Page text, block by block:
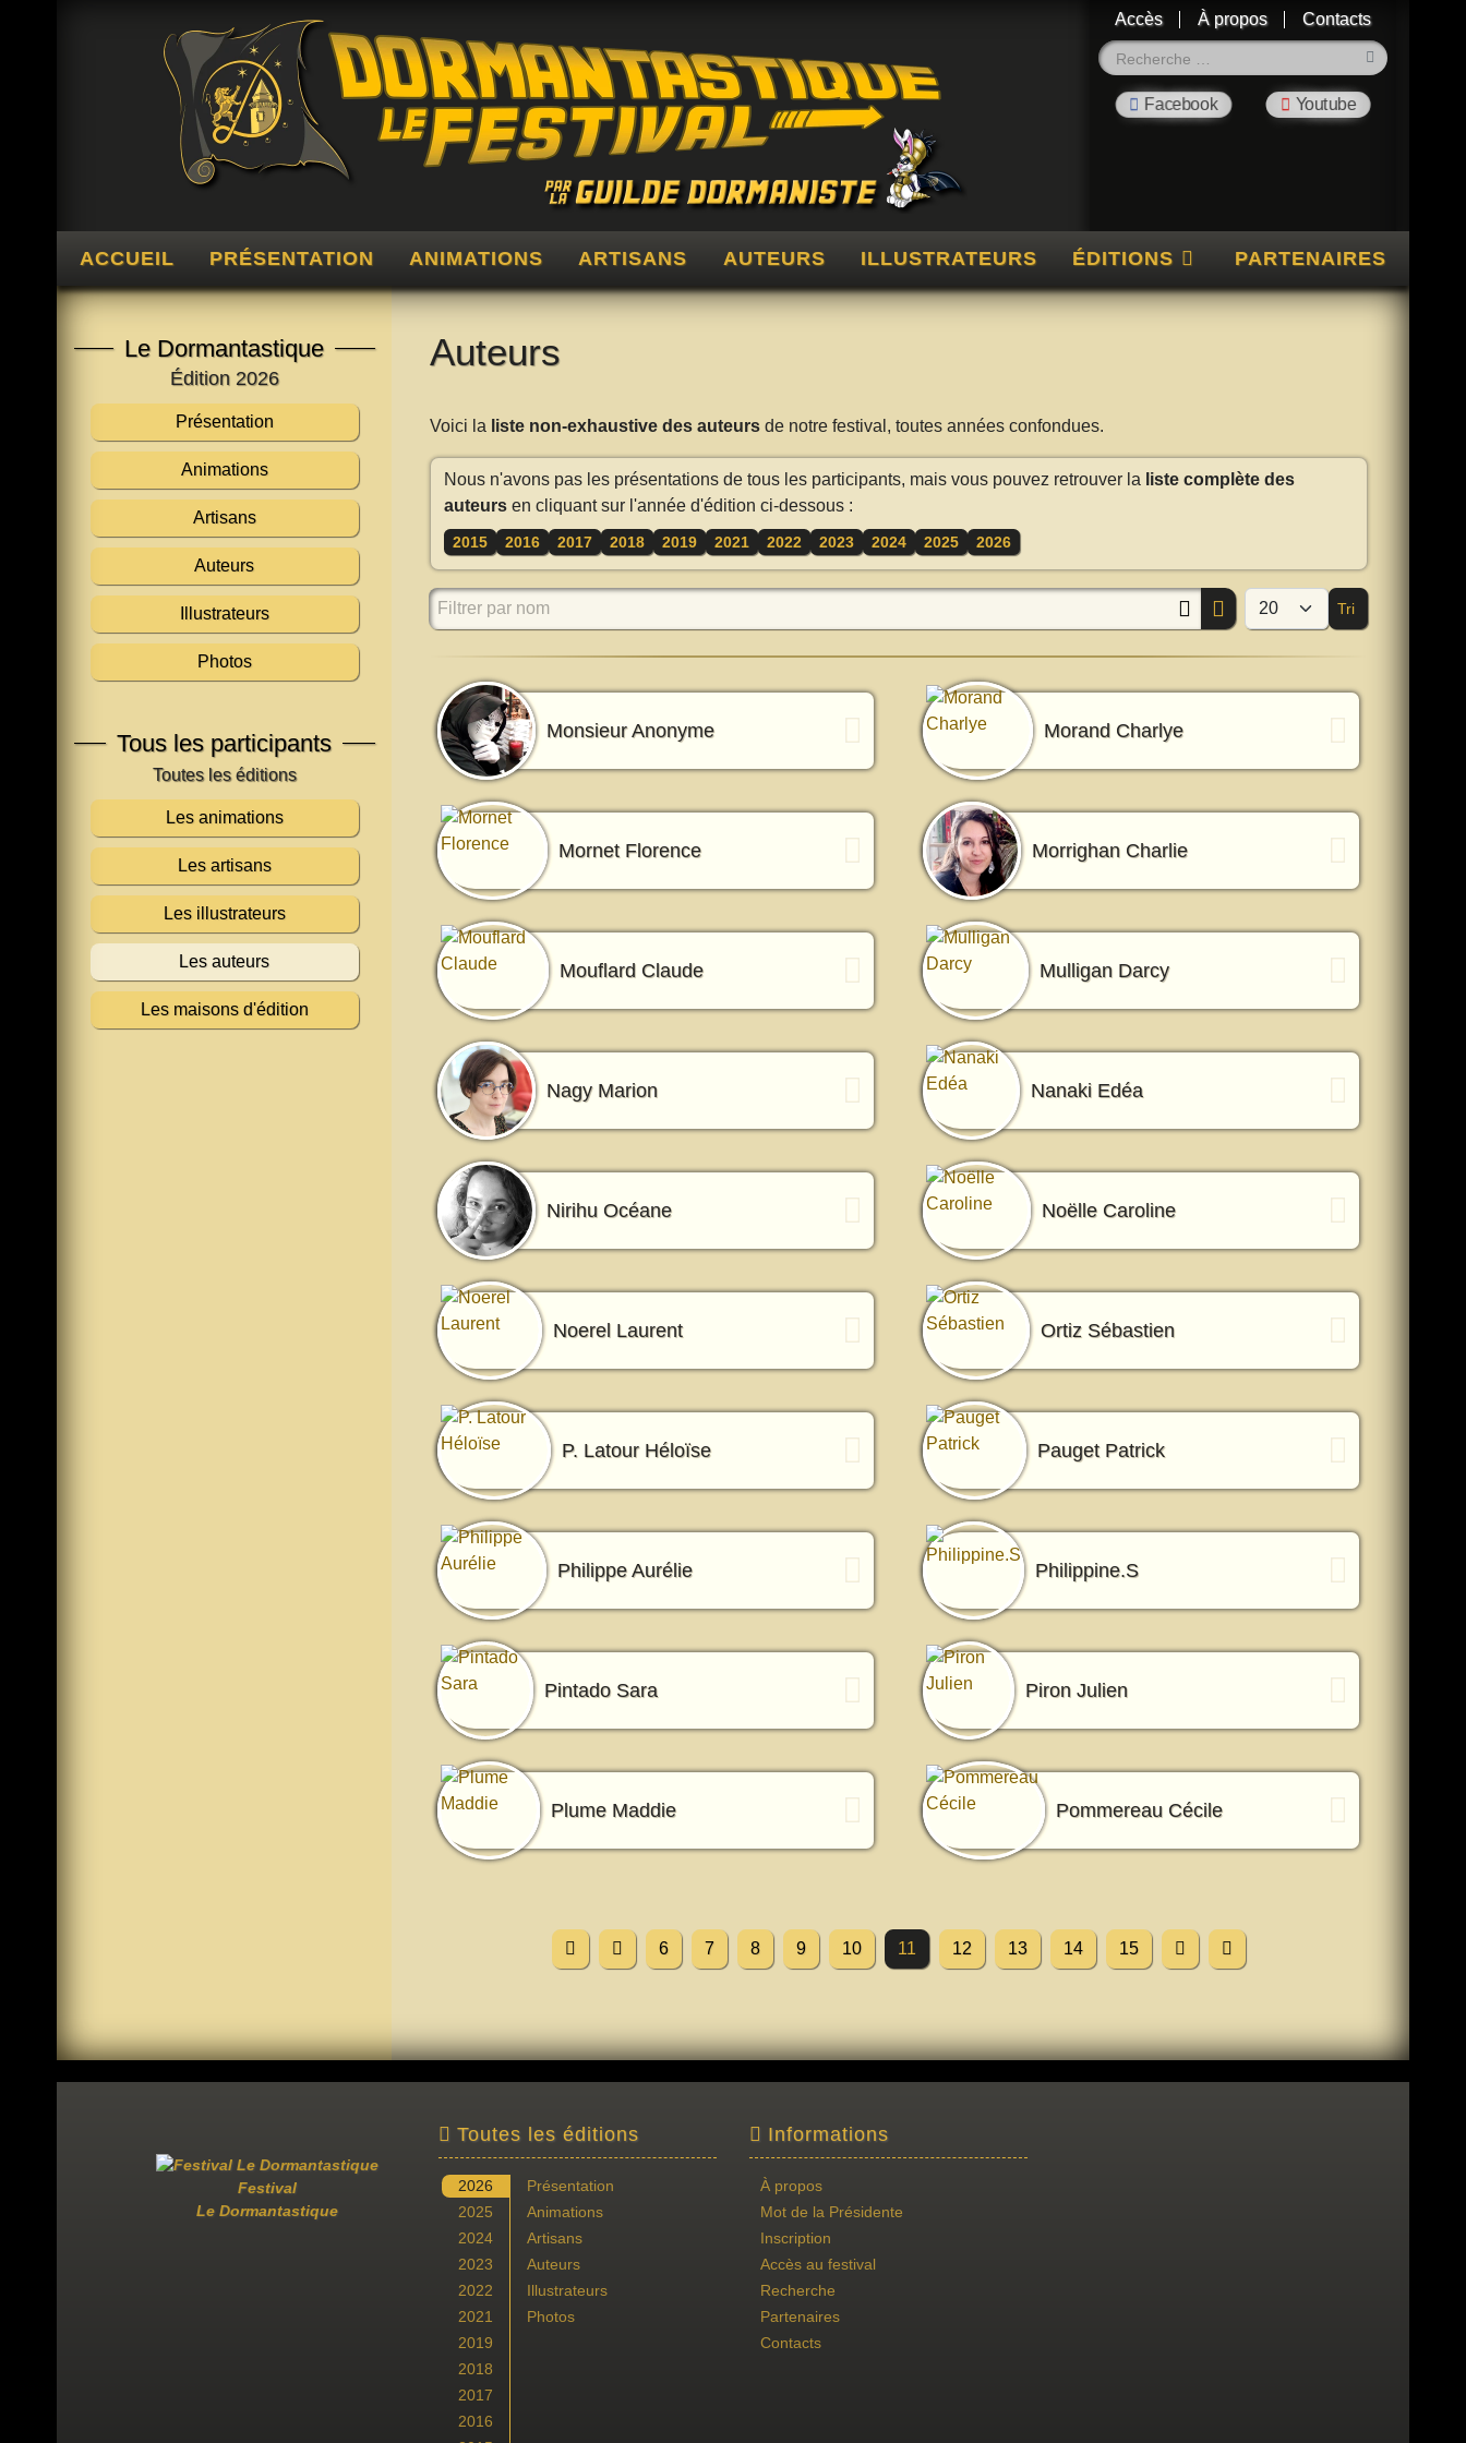
Accès À propos
Contacts
ACCUEIL PRÉSENTATION ANIMATIONS ARTISANS AUTEURS ILLUSTRATEURS ÉDITIONS PARTENAIRES
Le Dormantastique
Édition 2026
Présentation
Animations
Artisans
Auteurs
Illustrateurs
Photos
Tous les participants
Les animations
Les artisans
Les illustrateurs
Les auteurs
Les maisons d'édition
Auteurs
Voici la liste non-exhaustive des auteursde notre festival, toutes années confondues.
Nous n'avons pas les présentations de tous les participants, mais vous pouvez retrouver la liste complète des
auteursen cliquant sur l'année d'édition ci-dessous :
2015 2016 2017 2018 2019 2021 2022 2023 2024 2025 2026
Filtrer par nom
Afficher #
Tri
Monsieur Anonyme Morand Charlye
Mornet Florence Morrighan Charlie
Mouflard Claude Mulligan Darcy
Nagy Marion Nanaki Edéa
Nirihu Océane Noëlle Caroline
Noerel Laurent Ortiz Sébastien
P. Latour Héloïse Pauget Patrick
Philippe Aurélie Philippine.S
Pintado Sara Piron Julien
Plume Maddie Pommereau Cécile
6 7 8 9 10 11 12 13 14 15
Festival
Le Dormantastique
Toutes les éditions
2026
2025
2024
2023
2022
2021
2019
2018
2017
2016
Présentation
Animations
Artisans
Auteurs
Illustrateurs
Photos
Informations
À propos
Mot de la Présidente
Inscription
Accès au festival
Recherche
Partenaires
Contacts